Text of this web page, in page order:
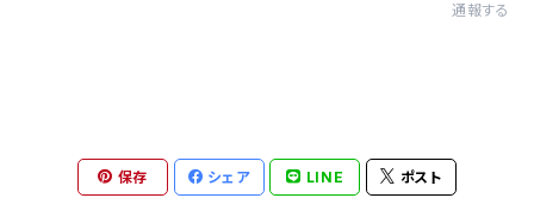
通報する
保存 シェア LINE ポスト